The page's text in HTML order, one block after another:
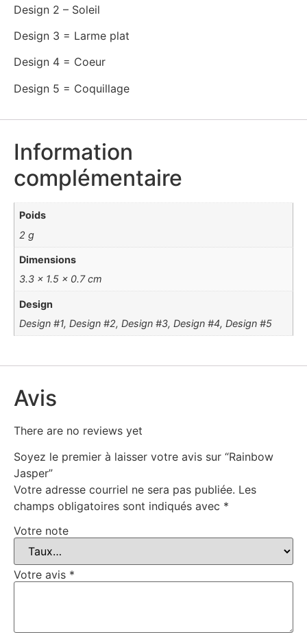
Design 2 – Soleil
Design 3 = Larme plat
Design 4 = Coeur
Design 5 = Coquillage
Information
complémentaire
Poids
2 g
Dimensions
3.3 × 1.5 × 0.7 cm
Design
Design #1, Design #2, Design #3, Design #4, Design #5
Avis
There are no reviews yet
Soyez le premier à laisser votre avis sur “Rainbow
Jasper”
Votre adresse courriel ne sera pas publiée. Les
champs obligatoires sont indiqués avec *
Votre note
Votre avis *